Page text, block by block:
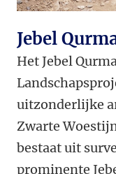
Jebel
Het Jebel
uitzonderlijke
Zwarte
bestaat uit
prominente